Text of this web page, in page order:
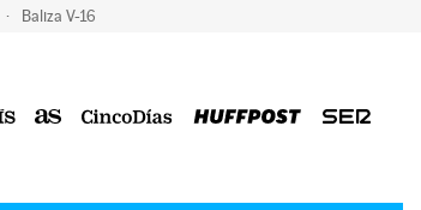
Baliza V-16